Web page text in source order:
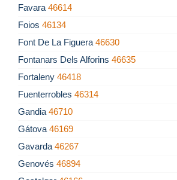
Favara 46614
Foios 46134
Font De La Figuera 46630
Fontanars Dels Alforins 46635
Fortaleny 46418
Fuenterrobles 46314
Gandia 46710
Gátova 46169
Gavarda 46267
Genovés 46894